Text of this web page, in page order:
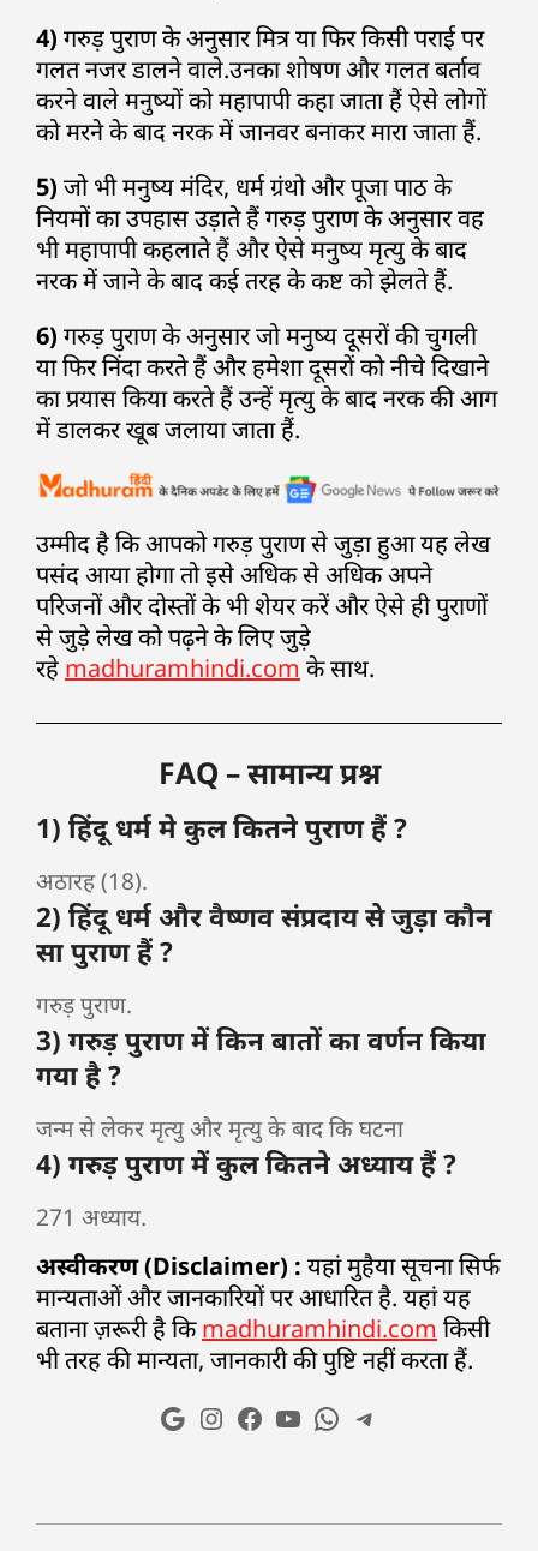
4) गरुड़ पुराण के अनुसार मित्र या फिर किसी पराई पर
गलत नजर डालने वाले.उनका शोषण और गलत बर्ताव
करने वाले मनुष्यों को महापापी कहा जाता हैं ऐसे लोगों
को मरने के बाद नरक में जानवर बनाकर मारा जाता हैं.
5) जो भी मनुष्य मंदिर, धर्म ग्रंथो और पूजा पाठ के
नियमों का उपहास उड़ाते हैं गरुड़ पुराण के अनुसार वह
भी महापापी कहलाते हैं और ऐसे मनुष्य मृत्यु के बाद
नरक में जाने के बाद कई तरह के कष्ट को झेलते हैं.
6) गरुड़ पुराण के अनुसार जो मनुष्य दूसरों की चुगली
या फिर निंदा करते हैं और हमेशा दूसरों को नीचे दिखाने
का प्रयास किया करते हैं उन्हें मृत्यु के बाद नरक की आग
में डालकर खूब जलाया जाता हैं.
उम्मीद है कि आपको गरुड़ पुराण से जुड़ा हुआ यह लेख
पसंद आया होगा तो इसे अधिक से अधिक अपने
परिजनों और दोस्तों के भी शेयर करें और ऐसे ही पुराणों
से जुड़े लेख को पढ़ने के लिए जुड़े
रहे madhuramhindi.com के साथ.
FAQ – सामान्य प्रश्न
1) हिंदू धर्म मे कुल कितने पुराण हैं ?
अठारह (18).
2) हिंदू धर्म और वैष्णव संप्रदाय से जुड़ा कौन
सा पुराण हैं ?
गरुड़ पुराण.
3) गरुड़ पुराण में किन बातों का वर्णन किया
गया है ?
जन्म से लेकर मृत्यु और मृत्यु के बाद कि घटना
4) गरुड़ पुराण में कुल कितने अध्याय हैं ?
271 अध्याय.
अस्वीकरण (Disclaimer) : यहां मुहैया सूचना सिर्फ
मान्यताओं और जानकारियों पर आधारित है. यहां यह
बताना ज़रूरी है किmadhuramhindi.com किसी
भी तरह की मान्यता, जानकारी की पुष्टि नहीं करता हैं.